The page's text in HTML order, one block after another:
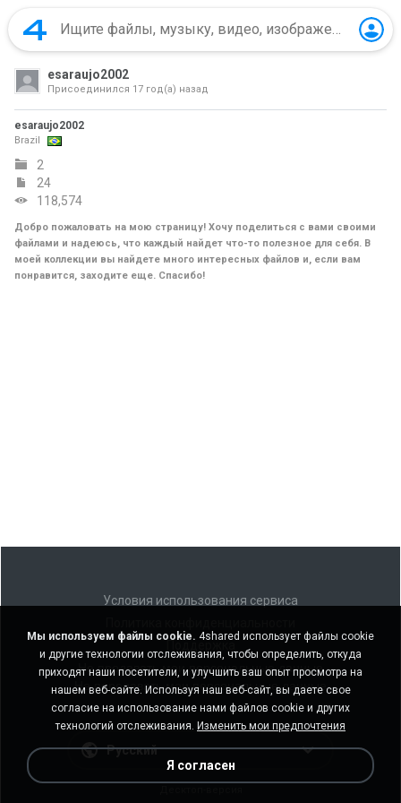
esaraujo2002
Присоединился 17 год(а) назад
esaraujo2002
Brazil
2
24
118,574
Добро пожаловать на мою страницу! Хочу поделиться с вами своими
файлами и надеюсь, что каждый найдет что-то полезное для себя. В
моей коллекции вы найдете много интересных файлов и, если вам
понравится, заходите еще. Спасибо!
Условия использования сервиса
Не продавать мои персональные данные
Не передавать мои персональные данные
Русский
Мы используем файлы cookie. 4shared использует файлы cookie
и другие технологии отслеживания, чтобы определить, откуда
приходят наши посетители, и улучшить ваш опыт просмотра на
нашем веб-сайте. Используя наш веб-сайт, вы даете свое
согласие на использование нами файлов cookie и других
технологий отслеживания. Изменить мои предпочтения
Я согласен